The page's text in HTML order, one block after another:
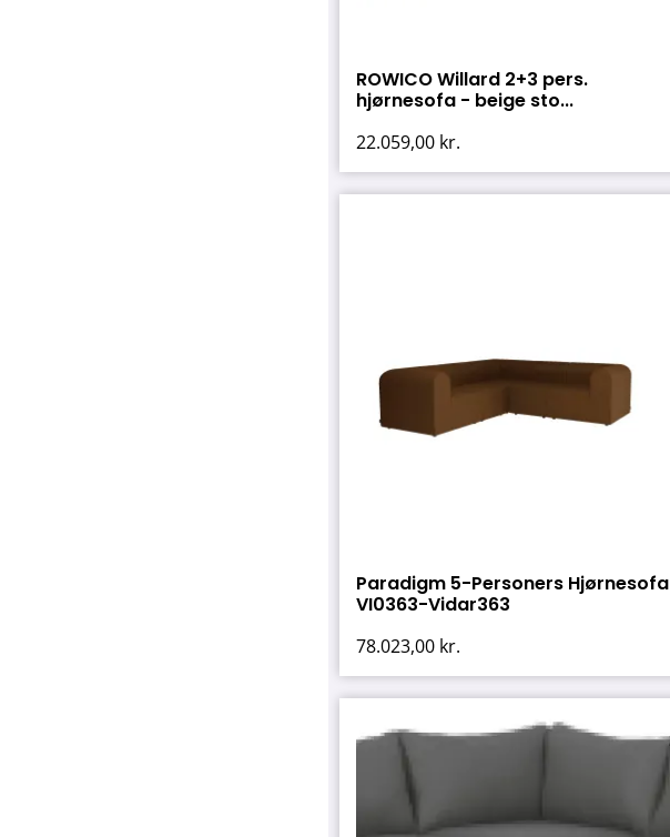
ROWICO Willard 2+3 pers.
hjørnesofa - beige sto...
22.059,00 kr.
Paradigm 5-Personers Hjørnesofa
VI0363-Vidar363
78.023,00 kr.